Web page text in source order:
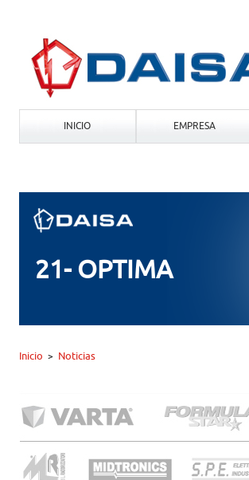
INICIO EMPRESA
21- OPTIMA
Inicio > Noticias